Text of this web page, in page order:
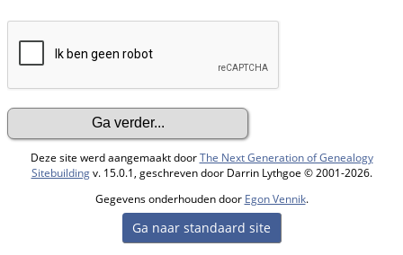
Deze site werd aangemaakt doorThe Next Generation of Genealogy
Sitebuildingv. 15.0.1, geschreven door Darrin Lythgoe © 2001-2026.
Gegevens onderhouden door Egon Vennik.
Ga naar standaard site